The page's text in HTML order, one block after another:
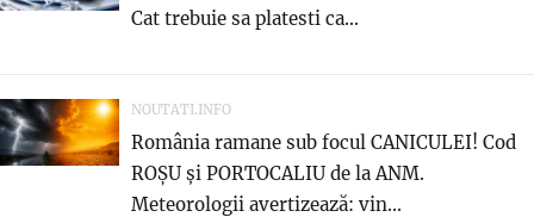
Cat trebuie sa platesti ca...
NOUTATI.INFO
România ramane sub focul CANICULEI! Cod
ROȘU și PORTOCALIU de la ANM.
Meteorologii avertizează: vin...